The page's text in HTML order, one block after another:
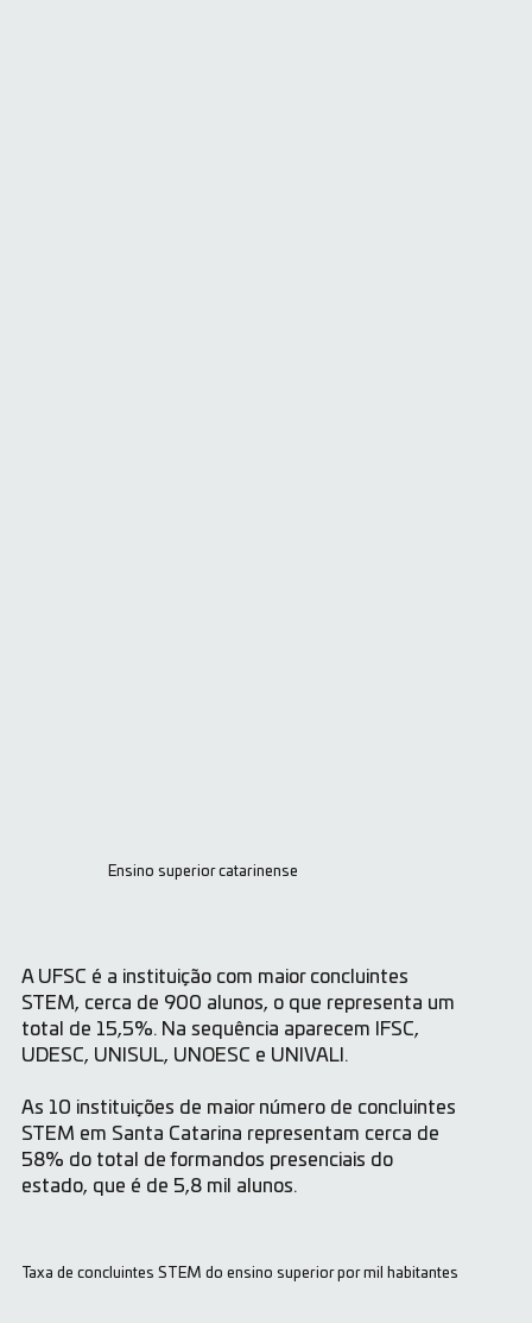
Taxa de concluintes STEM do ensino superior por mil habitantes
Ensino superior catarinense
A UFSC é a instituição com maior concluintes
STEM, cerca de 900 alunos, o que representa um
total de 15,5%. Na sequência aparecem IFSC,
UDESC, UNISUL, UNOESC e UNIVALI.
As 10 instituições de maior número de concluintes
STEM em Santa Catarina representam cerca de
58% do total de formandos presenciais do
estado, que é de 5,8 mil alunos.